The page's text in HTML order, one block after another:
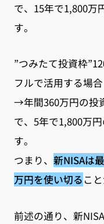
で、15年で1,800万
す。
”つみたて投資枠
フルで活用する場合
→年間360万円の投
で、5年で1,800万
す。
つまり、 新NISAは
万円を使い切る こ
前述の通り、新